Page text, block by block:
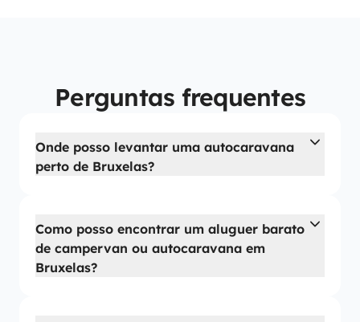
Perguntas frequentes
Onde posso levantar uma autocaravana
perto de Bruxelas?
Como posso encontrar um aluguer barato
de campervan ou autocaravana em
Bruxelas?